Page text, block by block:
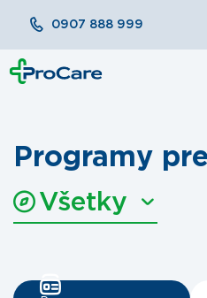
0907 888 999
Programy
Všetky